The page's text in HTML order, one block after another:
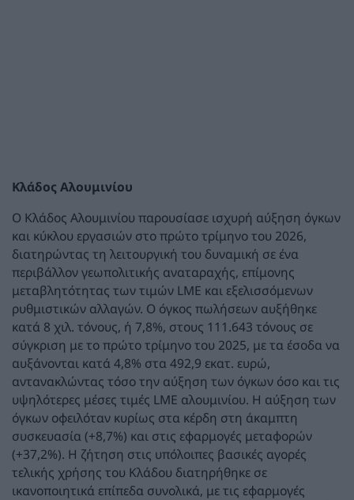
Κλάδος Αλουμινίου
Ο Κλάδος Αλουμινίου παρουσίασε ισχυρή αύξηση όγκων
και κύκλου εργασιών στο πρώτο τρίμηνο του 2026,
διατηρώντας τη λειτουργική του δυναμική σε ένα
περιβάλλον γεωπολιτικής αναταραχής, επίμονης
μεταβλητότητας των τιμών LME και εξελισσόμενων
ρυθμιστικών αλλαγών. Ο όγκος πωλήσεων αυξήθηκε
κατά 8 χιλ. τόνους, ή 7,8%, στους 111.643 τόνους σε
σύγκριση με το πρώτο τρίμηνο του 2025, με τα έσοδα να
αυξάνονται κατά 4,8% στα 492,9 εκατ. ευρώ,
αντανακλώντας τόσο την αύξηση των όγκων όσο και τις
υψηλότερες μέσες τιμές LME αλουμινίου. Η αύξηση των
όγκων οφειλόταν κυρίως στα κέρδη στη άκαμπτη
συσκευασία (+8,7%) και στις εφαρμογές μεταφορών
(+37,2%). Η ζήτηση στις υπόλοιπες βασικές αγορές
τελικής χρήσης του Κλάδου διατηρήθηκε σε
ικανοποιητικά επίπεδα συνολικά, με τις εφαρμογές